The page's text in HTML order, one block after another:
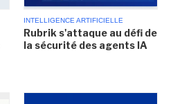
INTELLIGENCE ARTIFICIELLE
Rubrik s'attaque au défi de
la sécurité des agents IA